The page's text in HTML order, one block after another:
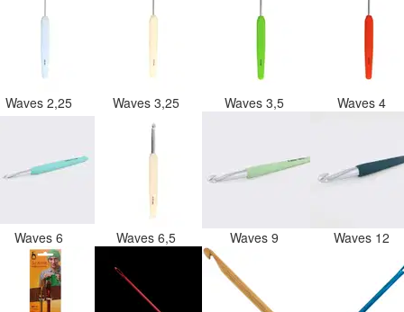
Waves 2,25 Waves 3,25 Waves 3,5 Waves 4
Waves 6 Waves 6,5 Waves 9 Waves 12